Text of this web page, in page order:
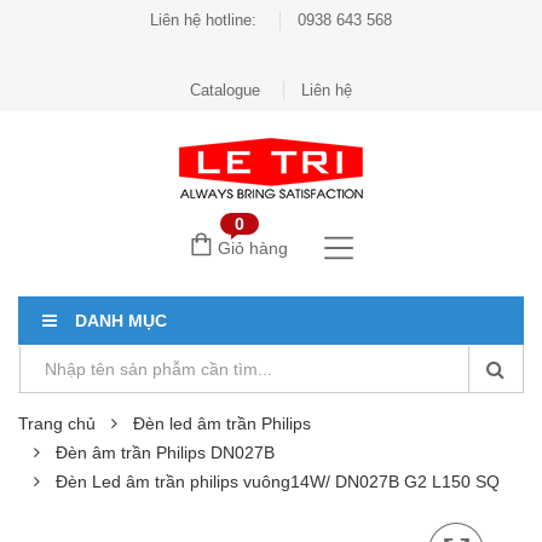
Liên hệ hotline: 0938 643 568
Catalogue Liên hệ
0
Giỏ hàng
DANH MỤC
Trang chủ
Đèn led âm trần Philips
Đèn âm trần Philips DN027B
Đèn Led âm trần philips vuông14W/ DN027B G2 L150 SQ